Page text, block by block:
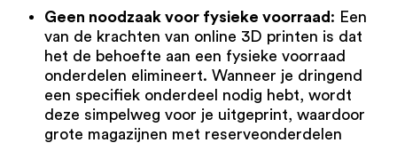
Geen noodzaak voor fysieke voorraad : Een
van de krachten van online 3D printen is dat
het de behoefte aan een fysieke voorraad
onderdelen elimineert. Wanneer je dringend
een specifiek onderdeel nodig hebt, wordt
deze simpelweg voor je uitgeprint, waardoor
grote magazijnen met reserveonderdelen